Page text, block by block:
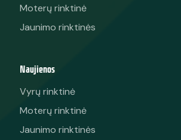
Moterų rinktinė
Jaunimo rinktinės
Naujienos
Vyrų rinktinė
Moterų rinktinė
Jaunimo rinktinės